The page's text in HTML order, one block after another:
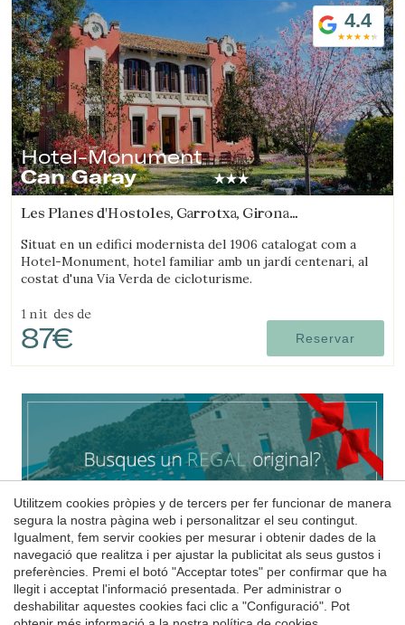
4.4
Hotel-Monument
Can Garay
Les Planes d'Hostoles, Garrotxa, Girona
Situat en un edifici modernista del 1906 catalogat com a
Hotel-Monument, hotel familiar amb un jardí centenari, al
costat d'una Via Verda de cicloturisme.
1 nit des de
87€ Reservar
Utilitzem cookies pròpies y de tercers per fer funcionar de manera
segura la nostra pàgina web i personalitzar el seu contingut.
Igualment, fem servir cookies per mesurar i obtenir dades de la
navegació que realitza i per ajustar la publicitat als seus gustos i
preferències. Premi el botó "Acceptar totes" per confirmar que ha
llegit i acceptat l'informació presentada. Per administrar o
deshabilitar aquestes cookies faci clic a "Configuració". Pot
Guardar configuració Acceptar totes